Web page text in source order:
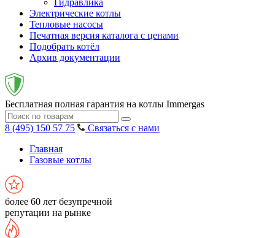
Гидравлика
Электрические котлы
Тепловые насосы
Печатная версия каталога с ценами
Подобрать котёл
Архив документации
Бесплатная полная гарантия на котлы Immergas
8 (495) 150 57 75
Связаться с нами
Главная
Газовые котлы
более 60 лет безупречной
репутации на рынке